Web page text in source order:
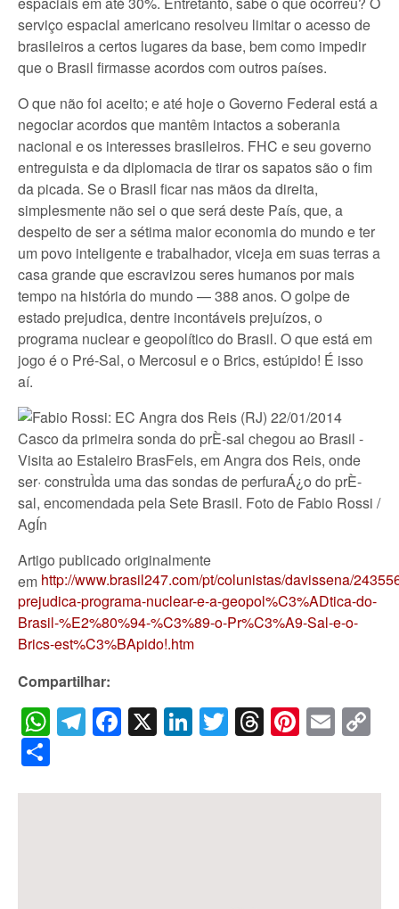
serviço espacial americano resolveu limitar o acesso de
brasileiros a certos lugares da base, bem como impedir
que o Brasil firmasse acordos com outros países.
O que não foi aceito; e até hoje o Governo Federal está a
negociar acordos que mantêm intactos a soberania
nacional e os interesses brasileiros. FHC e seu governo
entreguista e da diplomacia de tirar os sapatos são o fim
da picada. Se o Brasil ficar nas mãos da direita,
simplesmente não sei o que será deste País, que, a
despeito de ser a sétima maior economia do mundo e ter
um povo inteligente e trabalhador, viceja em suas terras a
casa grande que escravizou seres humanos por mais
tempo na história do mundo — 388 anos. O golpe de
estado prejudica, dentre incontáveis prejuízos, o
programa nuclear e geopolítico do Brasil. O que está em
jogo é o Pré-Sal, o Mercosul e o Brics, estúpido! É isso
aí.
Artigo publicado originalmente
em http://www.brasil247.com/pt/colunistas/davissena/
prejudica-programa-nuclear-e-a-geopol%C3%ADtica-do-
Brasil-%E2%80%94-%C3%89-o-Pr%C3%A9-Sal-e-o-
Brics-est%C3%BApido!.htm
Compartilhar:
WhatsApp
Telegram
Facebook
X LinkedIn
Twitter
Threads